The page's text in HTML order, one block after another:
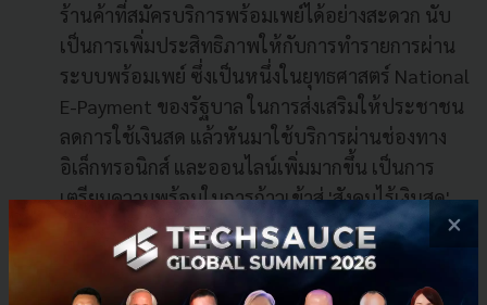
ร้านค้าที่สมัครบริการพร้อมเพย์ได้อย่างสะดวก นับ
เป็นการเพิ่มประสิทธิภาพให้กับการทำรายการผ่าน
ระบบพร้อมเพย์ ซึ่งเป็นหนึ่งในยุทธศาสตร์ National
E-Payment ของรัฐบาล ในการส่งเสริมให้ประชาชน
ลดการใช้เงินสด แล้วหันมาใช้บริการผ่านช่องทาง
อิเล็กทรอนิกส์ และออนไลน์เพิ่มมากขึ้น เป็นการ
เตรียมความพร้อมในการก้าวเข้าสู่ 'สังคมไร้เงินสด'
หรือ 'Cashless Society'อีกด้วย
Donationสำหรับสายบุญต้องไม่พลาดเมนูนี้ โดย
เฉพาะคนที่ต้องการหลักฐานสำหรับการหักภาษี
×